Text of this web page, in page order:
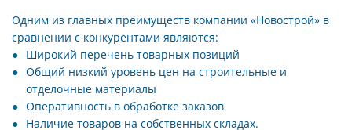
Одним из главных преимуществ компании «Новострой» в
сравнении с конкурентами являются:
Широкий перечень товарных позиций
Общий низкий уровень цен на строительные и
отделочные материалы
Оперативность в обработке заказов
Наличие товаров на собственных складах.